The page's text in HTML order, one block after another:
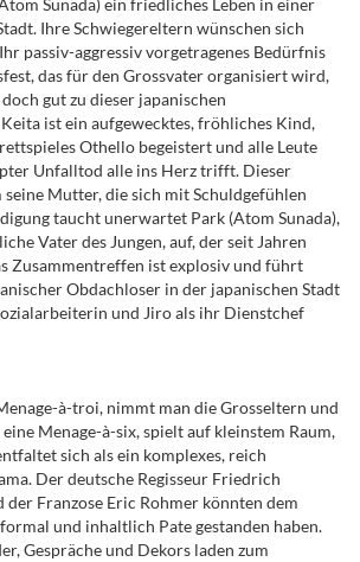
Sunada) ein friedliches Leben in einer
Ihre Schwiegereltern wünschen sich
passiv-aggressiv vorgetragenes Bedürfnis
das für den Grossvater organisiert wird,
gut zu dieser japanischen
ist ein aufgewecktes, fröhliches Kind,
Othello begeistert und alle Leute
Unfalltod alle ins Herz trifft. Dieser
Mutter, die sich mit Schuldgefühlen
taucht unerwartet Park (Atom Sunada),
Vater des Jungen, auf, der seit Jahren
Zusammentreffen ist explosiv und führt
Obdachloser in der japanischen Stadt
und Jiro als ihr Dienstchef
à-troi, nimmt man die Grosseltern und
Menage-à-six, spielt auf kleinstem Raum,
sich als ein komplexes, reich
Der deutsche Regisseur Friedrich
Franzose Eric Rohmer könnten dem
und inhaltlich Pate gestanden haben.
Gespräche und Dekors laden zum